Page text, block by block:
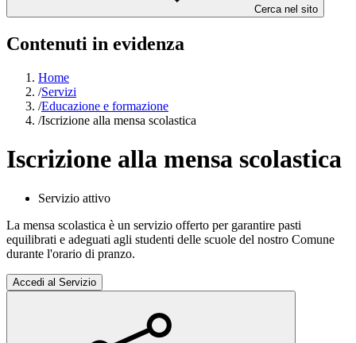
Cerca nel sito
Contenuti in evidenza
Home
/Servizi
/Educazione e formazione
/Iscrizione alla mensa scolastica
Iscrizione alla mensa scolastica
Servizio attivo
La mensa scolastica è un servizio offerto per garantire pasti
equilibrati e adeguati agli studenti delle scuole del nostro Comune
durante l'orario di pranzo.
Accedi al Servizio